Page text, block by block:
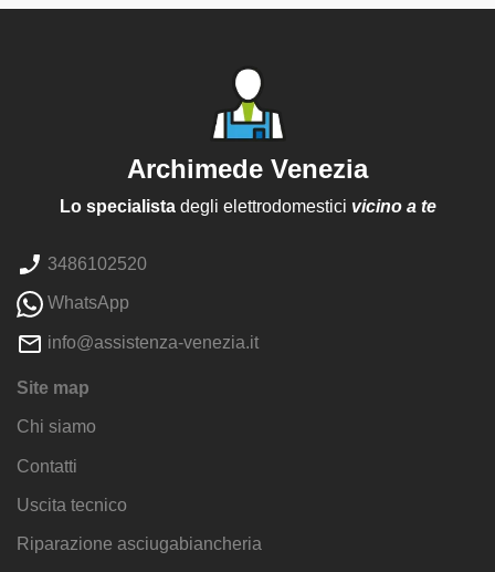
Archimede Venezia
Lo specialistadegli elettrodomestici vicino a te
3486102520
WhatsApp
info@assistenza-venezia.it
Site map
Chi siamo
Contatti
Uscita tecnico
Riparazione asciugabiancheria